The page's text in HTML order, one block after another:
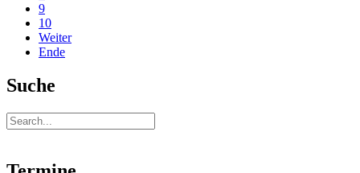
9
10
Weiter
Ende
Suche